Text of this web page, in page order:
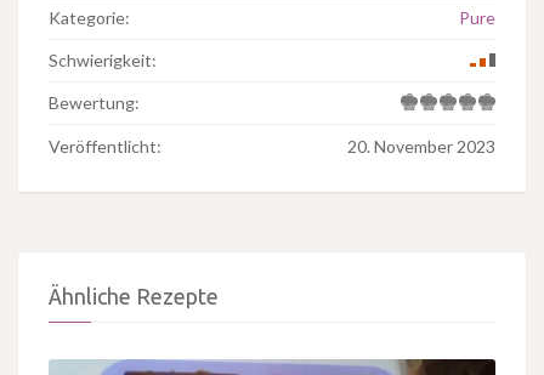
Kategorie: Pure
Schwierigkeit:
Bewertung:
Veröffentlicht: 20. November 2023
Ähnliche Rezepte